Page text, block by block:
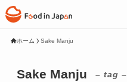
ホーム Sake Manju
Sake Manju – tag –